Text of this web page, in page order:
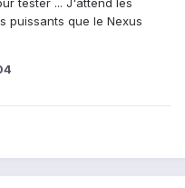
tester ... J'attend les
puissants que le Nexus